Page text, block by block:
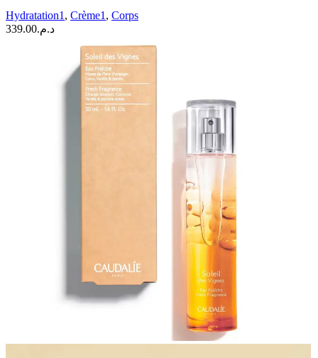
Relipidant
Vegan
Hydratation1 , Crème1 , Corps
د.م.339.00